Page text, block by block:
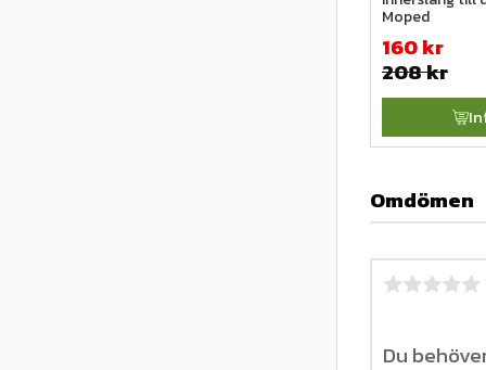
Moped
160kr
208kr
Omdömen